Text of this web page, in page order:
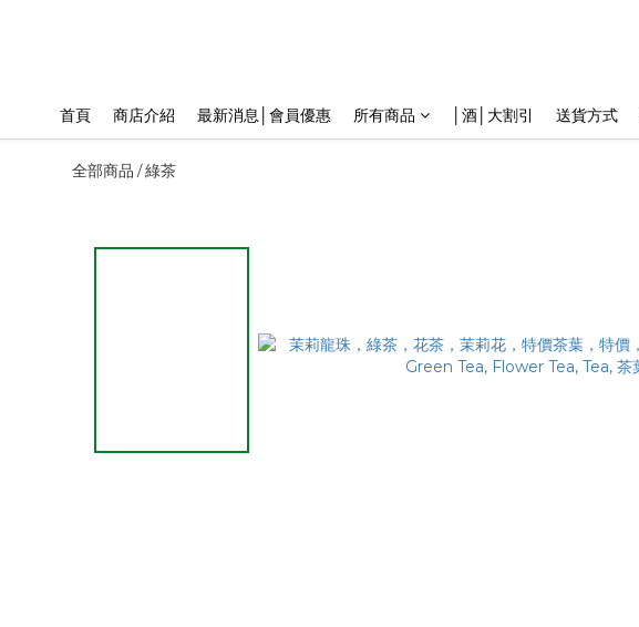
首頁 商店介紹 最新消息│會員優惠 所有商品 │酒│大割引 送貨方式
全部商品 /綠茶